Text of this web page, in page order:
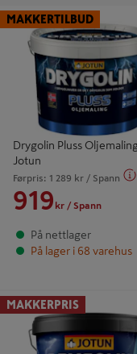
Drygolin Pluss Oljemaling
Jotun
Drygolin Pluss
Jotun
Førpris: 1 289 kr / Spann
919 kr / Spann
MAKKERTILBUD
På nettlager
På lager i 68 varehus
Drygolin Optimal 9L - Jotun
MAKKERPRIS